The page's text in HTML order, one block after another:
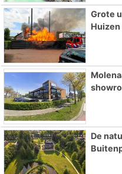
Grote
Huizen
De